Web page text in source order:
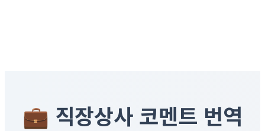
💼 직장상사 코멘트 번역